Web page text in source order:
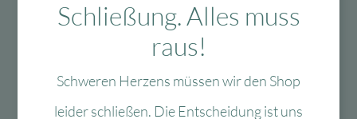
ab 99 €
Mit viel Liebe
Produkte
Schließung. Alles muss
raus!
Schweren Herzens müssen wir den Shop
leider schließen. Die Entscheidung ist uns